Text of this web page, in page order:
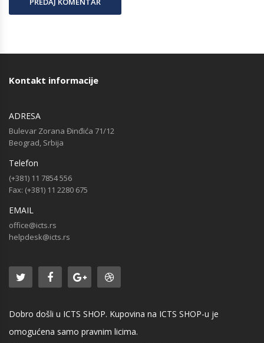
Kontakt informacije
ADRESA
Bulevar Zorana Đinđića 71/12
Beograd, Srbija
Telefon
(+381) 11 7854 556
Fax: (+381) 11 2280 675
EMAIL
office@icts.rs
helpdesk@icts.rs
Dobro došli u ICTS SHOP. Kupovina na ICTS SHOP-u je
omogućena samo pravnim licima.